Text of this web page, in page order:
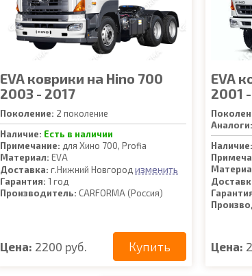
EVA коврики на Hino 700
2003 - 2017
Поколение: 2 поколение
Наличие: Есть в наличии
Примечание: для Хино 700, Profia
Материал: EVA
Доставка: г.Нижний Новгород изменить
Гарантия: 1 год
Производитель: CARFORMA (Россия)
Цена: 2200 руб. Купить
EVA
2001
Аналоги:
Наличие:
Цена: